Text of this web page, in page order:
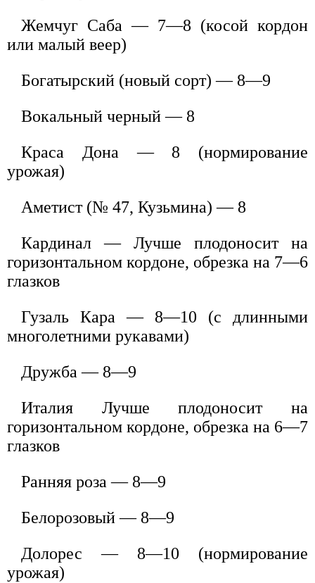
Жемчуг Саба — 7—8 (косой кордон
или малый веер)
Богатырский (новый сорт) — 8—9
Вокальный черный — 8
Краса Дона — 8 (нормирование
урожая)
Аметист (№ 47, Кузьмина) — 8
Кардинал — Лучше плодоносит на
горизонтальном кордоне, обрезка на 7—6
глазков
Гузаль Кара — 8—10 (с длинными
многолетними рукавами)
Дружба — 8—9
Италия Лучше плодоносит на
горизонтальном кордоне, обрезка на 6—7
глазков
Ранняя роза — 8—9
Белорозовый — 8—9
Долорес — 8—10 (нормирование
урожая)